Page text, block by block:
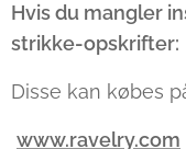
Hvis du mangler
strikke-opskrifter:
Disse kan købes
www.ravelry.com